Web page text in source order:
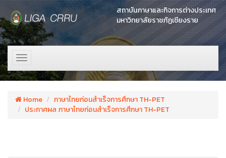
สถาบันภาษาและกิจการต่างประเทศ
มหาวิทยาลัยราชภัฏเชียงราย
Toggle
navigation
Home
ภาษาไทยก่อนสำเร็จการศึกษา TH-PET
ประกาศผล ภาษาไทยก่อนสำเร็จการศึกษา TH-PET